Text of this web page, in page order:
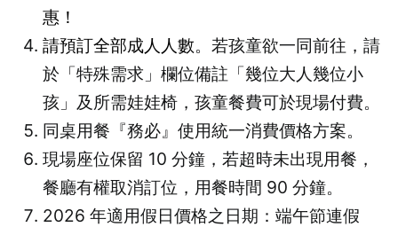
惠！
請預訂全部成人人數。若孩童欲一同前往，請
於「特殊需求」欄位備註「幾位大人幾位小
孩」及所需娃娃椅，孩童餐費可於現場付費。
同桌用餐『務必』使用統一消費價格方案。
現場座位保留 10 分鐘，若超時未出現用餐，
餐廳有權取消訂位，用餐時間 90 分鐘。
2026 年適用假日價格之日期：端午節連假